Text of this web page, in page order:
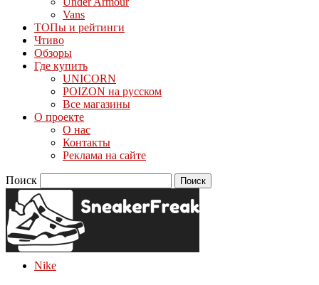
Vans
ТОПы и рейтинги
Чтиво
Обзоры
Где купить
UNICORN
POIZON на русском
Все магазины
О проекте
О нас
Контакты
Реклама на сайте
Поиск
Nike